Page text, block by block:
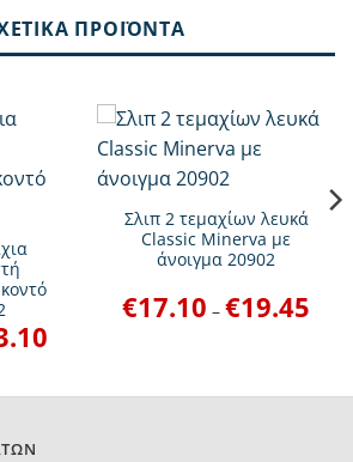
ΠΡΟΪΌΝΤΑ
€23.10
Σλιπ 2 τεμαχίων λευκά
Classic Minerva με
άνοιγμα 20902
€17.10 – €19.45